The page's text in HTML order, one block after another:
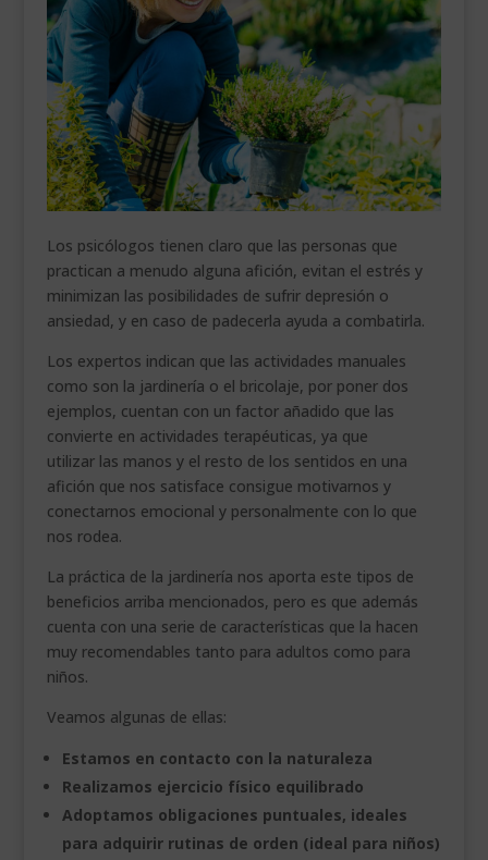
Los psicólogos tienen claro que las personas que
practican a menudo alguna afición, evitan el estrés y
minimizan las posibilidades de sufrir depresión o
ansiedad, y en caso de padecerla ayuda a combatirla.
Los expertos indican que las actividades manuales
como son la jardinería o el bricolaje, por poner dos
ejemplos, cuentan con un factor añadido que las
convierte en actividades terapéuticas, ya que
utilizar las manos y el resto de los sentidos en una
afición que nos satisface consigue motivarnos y
conectarnos emocional y personalmente con lo que
nos rodea.
La práctica de la jardinería nos aporta este tipos de
beneficios arriba mencionados, pero es que además
cuenta con una serie de características que la hacen
muy recomendables tanto para adultos como para
niños.
Veamos algunas de ellas:
Estamos en contacto con la naturaleza
Realizamos ejercicio físico equilibrado
Adoptamos obligaciones puntuales, ideales
para adquirir rutinas de orden (ideal para niños)